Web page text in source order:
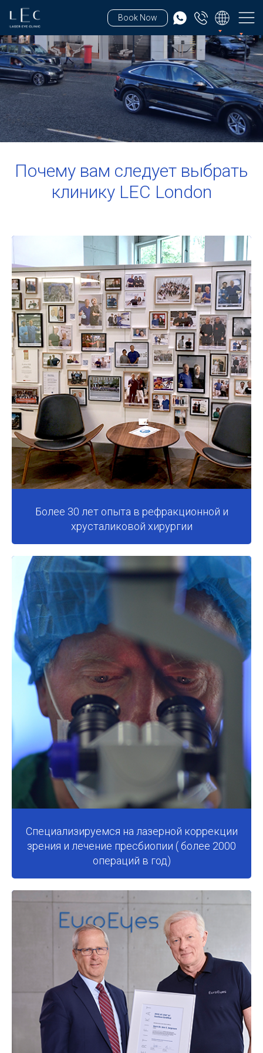
Book Now
Почему вам следует выбрать
клинику LEC London
Более 30 лет опыта в рефракционной и
хрусталиковой хирургии
Специализируемся на лазерной коррекции
зрения и лечение пресбиопии ( более 2000
операций в год)